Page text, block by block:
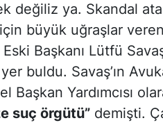
değiliz ya. Skandal
için büyük uğraşlar
Başkanı Lütfü
buldu. Savaş’ın
Başkan Yardımcısı
suç örgütü”demişti.